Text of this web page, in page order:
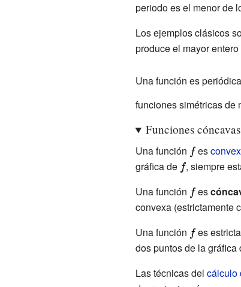
periodo es el menor de
Los ejemplos clásicos
produce el mayor
Una función es
funciones simétricas de
Funciones
Una función
f}
es
gráfica de {\displaystyle
, siempre
Una función
f}
es
convexa (estrictamente
Una función
f}
es
dos puntos de la gráfica
Las técnicas del cálculo